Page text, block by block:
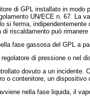
di GPL installato in
UN/ECE n. 67. La
si ferma,
riscaldamento può
fase gassosa del GPL a
di pressione o nel
dovuto a un incidente.
o contenitore, un
nella fase liquida, il